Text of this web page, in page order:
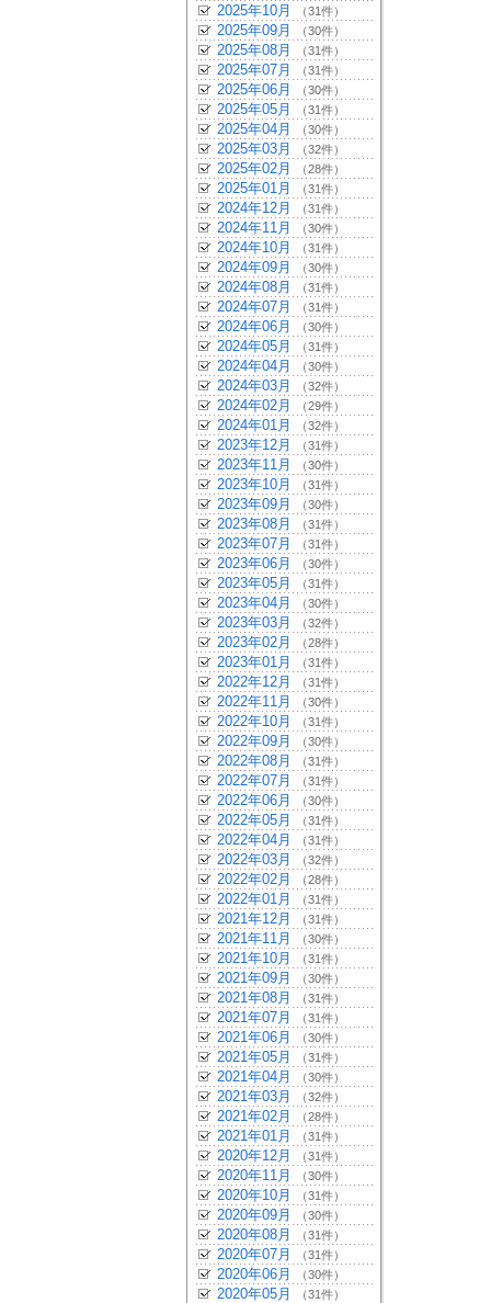
2025年10月 （31件）
2025年09月 （30件）
2025年08月 （31件）
2025年07月 （31件）
2025年06月 （30件）
2025年05月 （31件）
2025年04月 （30件）
2025年03月 （32件）
2025年02月 （28件）
2025年01月 （31件）
2024年12月 （31件）
2024年11月 （30件）
2024年10月 （31件）
2024年09月 （30件）
2024年08月 （31件）
2024年07月 （31件）
2024年06月 （30件）
2024年05月 （31件）
2024年04月 （30件）
2024年03月 （32件）
2024年02月 （29件）
2024年01月 （32件）
2023年12月 （31件）
2023年11月 （30件）
2023年10月 （31件）
2023年09月 （30件）
2023年08月 （31件）
2023年07月 （31件）
2023年06月 （30件）
2023年05月 （31件）
2023年04月 （30件）
2023年03月 （32件）
2023年02月 （28件）
2023年01月 （31件）
2022年12月 （31件）
2022年11月 （30件）
2022年10月 （31件）
2022年09月 （30件）
2022年08月 （31件）
2022年07月 （31件）
2022年06月 （30件）
2022年05月 （31件）
2022年04月 （31件）
2022年03月 （32件）
2022年02月 （28件）
2022年01月 （31件）
2021年12月 （31件）
2021年11月 （30件）
2021年10月 （31件）
2021年09月 （30件）
2021年08月 （31件）
2021年07月 （31件）
2021年06月 （30件）
2021年05月 （31件）
2021年04月 （30件）
2021年03月 （32件）
2021年02月 （28件）
2021年01月 （31件）
2020年12月 （31件）
2020年11月 （30件）
2020年10月 （31件）
2020年09月 （30件）
2020年08月 （31件）
2020年07月 （31件）
2020年06月 （30件）
2020年05月 （31件）